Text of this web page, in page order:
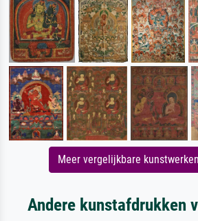
Meer vergelijkbare
Andere kunstafdrukken